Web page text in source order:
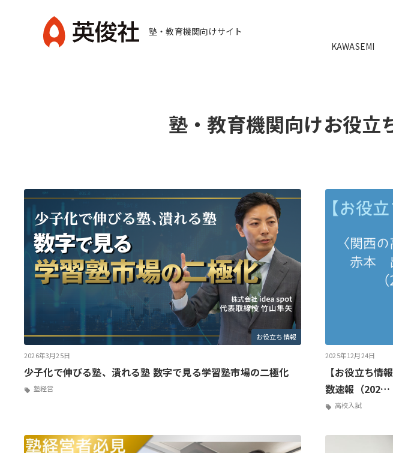
塾・教育機関向けサイト
KAWASEMI
塾・教育機関向けお役立
お役立ち情報
2026年3月25日
少子化で伸びる塾、潰れる塾 数字で見る学習塾市場の二極化
塾経営
2025年12月24日
【お役立ち情
数速報（202…
高校入試